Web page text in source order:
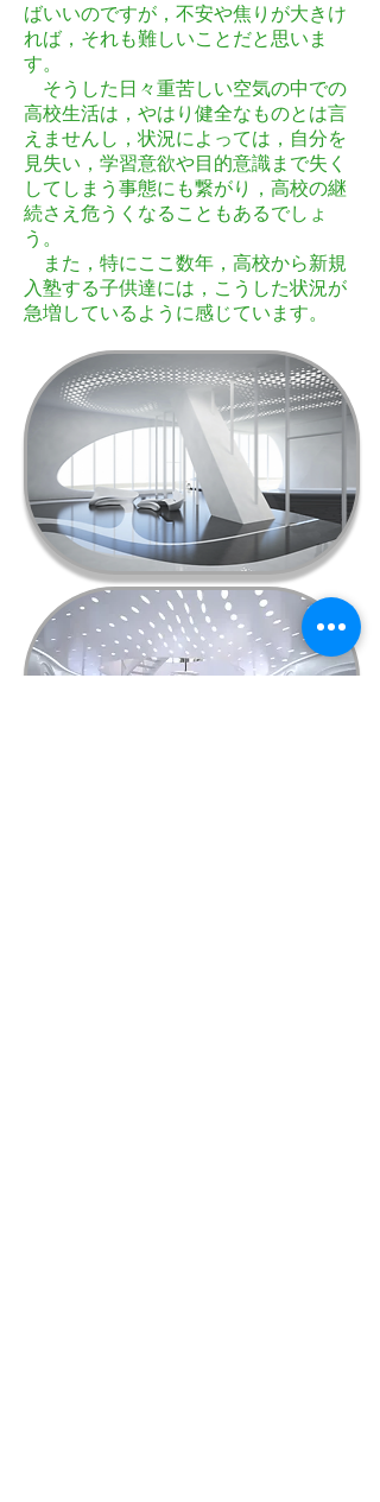
ばいいのですが，不安や焦りが大きけ
れば，それも難しいことだと思いま
す。
そうした日々重苦しい空気の中での
高校生活は，やはり健全なものとは言
えませんし，状況によっては，自分を
見失い，学習意欲や目的意識まで失く
してしまう事態にも繋がり，高校の継
続さえ危うくなることもあるでしょ
う。
また，特にここ数年，高校から新規
入塾する子供達には，こうした状況が
急増しているように感じています。